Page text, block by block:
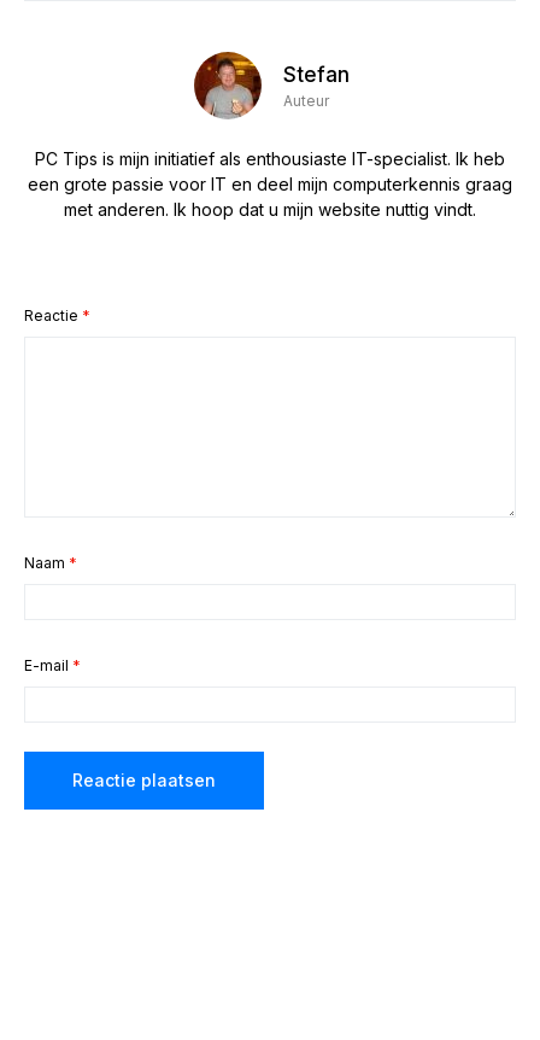
Stefan
Auteur
PC Tips is mijn initiatief als enthousiaste IT-specialist. Ik heb
een grote passie voor IT en deel mijn computerkennis graag
met anderen. Ik hoop dat u mijn website nuttig vindt.
Reactie *
Naam *
E-mail *